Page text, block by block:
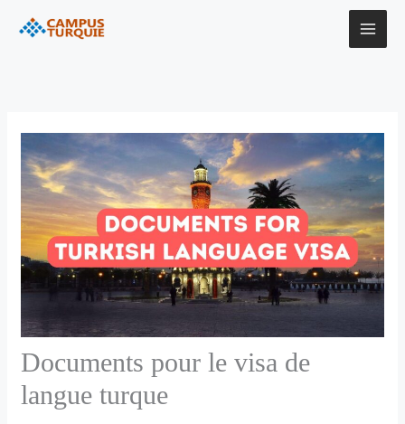
Documents pour le visa de
langue turque